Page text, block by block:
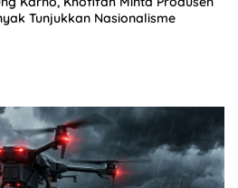
Tunjukkan Nasionalisme